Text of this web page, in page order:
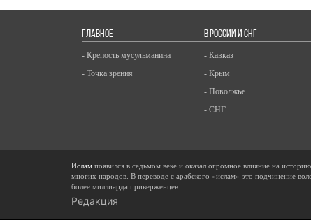
ГЛАВНОЕ
- Крепость мусульманина
- Точка зрения
В РОССИИ И СНГ
- Кавказ
- Крым
- Поволжье
- СНГ
Ислам появился в седьмом веке и оказал огромное влияние на
многих народов. В переводе с арабского «ислам» это подчинение
более миллиарда приверженцев.
Редакция